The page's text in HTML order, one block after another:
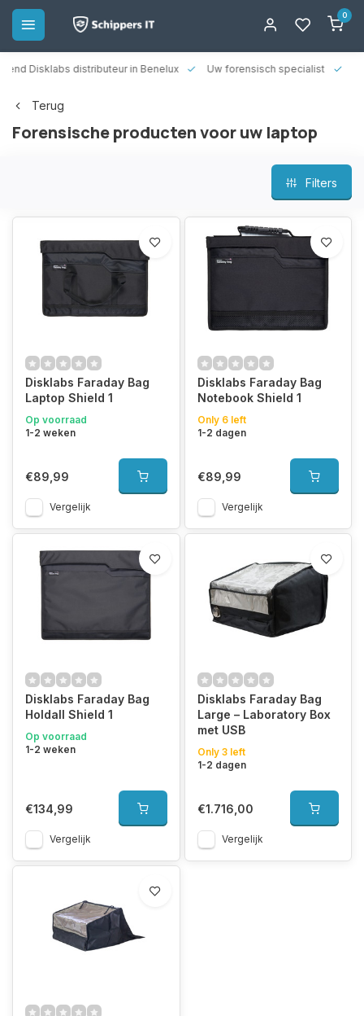
0
Disklabs distributeur in Benelux Uw forensisch specialist
Terug
Forensische producten voor uw laptop
Filters
Disklabs Faraday Bag
Laptop Shield 1
Op voorraad
1-2 weken
€89,99
Vergelijk
Disklabs Faraday Bag
Notebook Shield 1
Only 6 left
1-2 dagen
€89,99
Vergelijk
Disklabs Faraday Bag
Holdall Shield 1
Op voorraad
1-2 weken
€134,99
Vergelijk
Disklabs Faraday Bag
Large – Laboratory Box
met USB
Only 3 left
1-2 dagen
€1.716,00
Vergelijk